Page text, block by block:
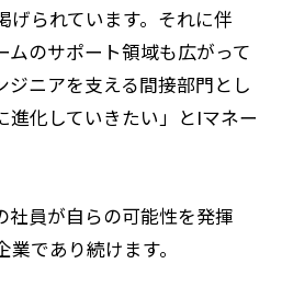
げられています。それに伴
ムのサポート領域も広がって
ジニアを支える間接部門とし
進化していきたい」とIマネー
社員が自らの可能性を発揮
であり続けます。